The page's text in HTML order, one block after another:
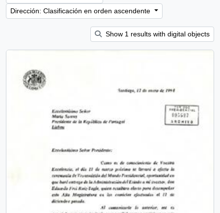
Dirección: Clasificación en orden ascendente
Show 1 results with digital objects